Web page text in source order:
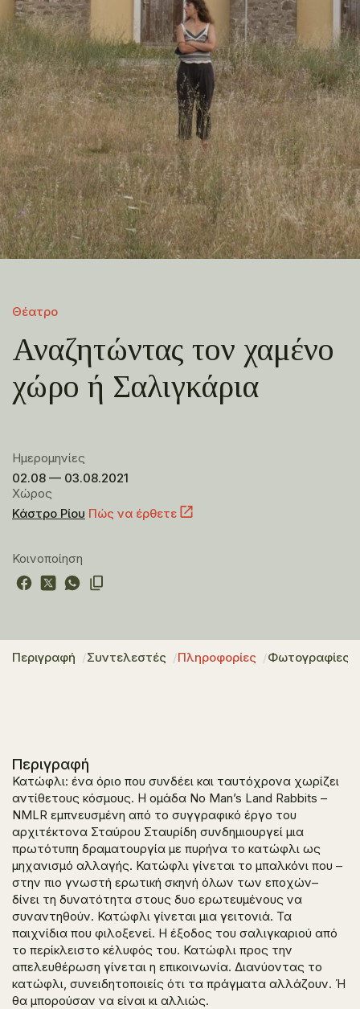
Θέατρο
Αναζητώντας τον χαμένο
χώρο ή Σαλιγκάρια
Ημερομηνίες
02.08 — 03.08.2021
Χώρος
Κάστρο Ρίου Πώς να έρθετε
Κοινοποίηση
Περιγραφή Συντελεστές Πληροφορίες Φωτογραφίες
Περιγραφή
Κατώφλι: ένα όριο που συνδέει και ταυτόχρονα χωρίζει
αντίθετους κόσμους. Η ομάδα No Man’s Land Rabbits –
NMLR εμπνευσμένη από το συγγραφικό έργο του
αρχιτέκτονα Σταύρου Σταυρίδη συνδημιουργεί μια
πρωτότυπη δραματουργία με πυρήνα το κατώφλι ως
μηχανισμό αλλαγής. Κατώφλι γίνεται το μπαλκόνι που –
στην πιο γνωστή ερωτική σκηνή όλων των εποχών–
δίνει τη δυνατότητα στους δυο ερωτευμένους να
συναντηθούν. Κατώφλι γίνεται μια γειτονιά. Τα
παιχνίδια που φιλοξενεί. Η έξοδος του σαλιγκαριού από
το περίκλειστο κέλυφός του. Κατώφλι προς την
απελευθέρωση γίνεται η επικοινωνία. Διανύοντας το
κατώφλι, συνειδητοποιείς ότι τα πράγματα αλλάζουν. Ή
θα μπορούσαν να είναι κι αλλιώς.